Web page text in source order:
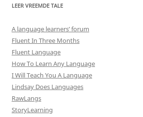
LEER VREEMDE TALE
A language learners’ forum
Fluent In Three Months
Fluent Language
How To Learn Any Language
I Will Teach You A Language
Lindsay Does Languages
RawLangs
StoryLearning